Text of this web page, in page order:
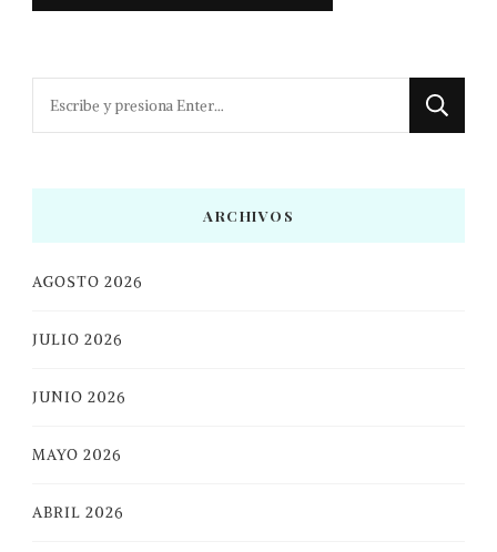
ARCHIVOS
AGOSTO 2026
JULIO 2026
JUNIO 2026
MAYO 2026
ABRIL 2026